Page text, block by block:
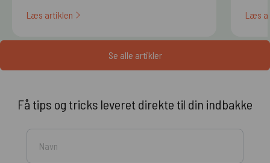
Læs artiklen Læs
Se alle artikler
Få tips og tricks leveret direkte til din indbakke